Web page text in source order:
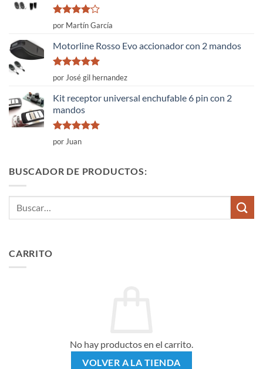
Valorado
con
5
por Martín García
Motorline Rosso Evo accionador con 2 mandos
Valorado
con
de 5
por José gil hernandez
Kit receptor universal enchufable 6 pin con 2
mandos
Valorado
con
por Juan
BUSCADOR DE PRODUCTOS:
CARRITO
No hay productos en el carrito.
VOLVER A LA TIENDA